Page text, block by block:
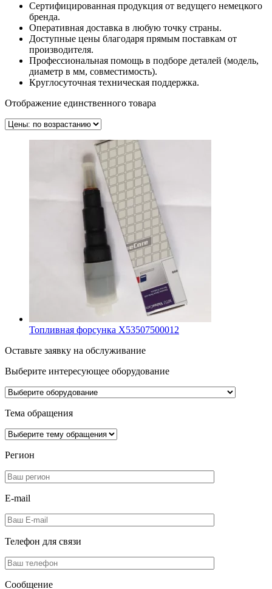
Сертифицированная продукция от ведущего немецкого
бренда.
Оперативная доставка в любую точку страны.
Доступные цены благодаря прямым поставкам от
производителя.
Профессиональная помощь в подборе деталей (модель,
диаметр в мм, совместимость).
Круглосуточная техническая поддержка.
Отображение единственного товара
Топливная форсунка X53507500012
Оставьте заявку на обслуживание
Выберите интересующее оборудование
Тема обращения
Регион
E-mail
Телефон для связи
Сообщение